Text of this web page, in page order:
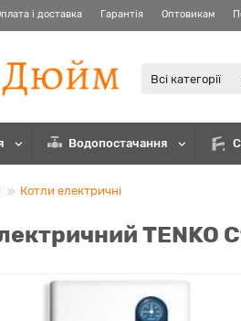
і доставка Гарантія Оптовикам
Всі категорії
Водопостачання
Котли електричні
TENKO